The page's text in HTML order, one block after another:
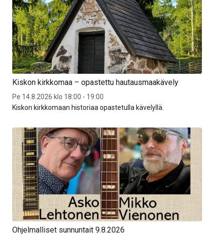
Kiskon kirkkomaa – opastettu hautausmaakävely
Pe 14.8.2026 klo 18:00 - 19:00
Kiskon kirkkomaan historiaa opastetulla kävelyllä.
Ohjelmalliset sunnuntait 9.8.2026